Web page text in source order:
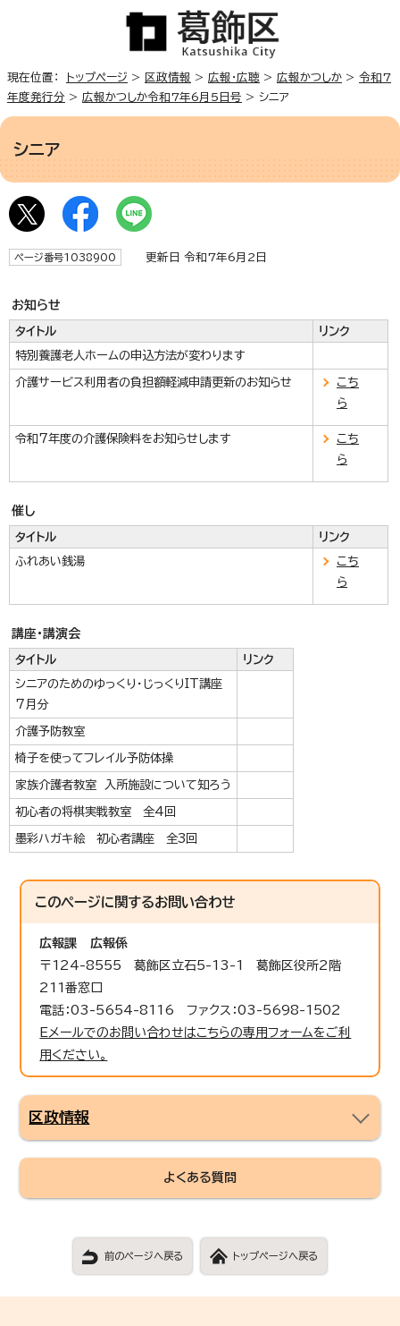
現在位置： トップページ > 区政情報 > 広報・広聴 > 広報かつしか > 令和7
年度発行分 > 広報かつしか令和7年6月5日号 > シニア
シニア
ページ番号1038900 更新日 令和7年6月2日
お知らせ
タイトル
リンク
特別養護老人ホームの申込方法が変わります
介護サービス利用者の負担額軽減申請更新のお知らせ
こち
ら
令和7年度の介護保険料をお知らせします
こち
ら
催し
タイトル
リンク
ふれあい銭湯
こち
ら
講座・講演会
タイトル
リンク
シニアのためのゆっくり・じっくりIT講座
7月分
介護予防教室
椅子を使ってフレイル予防体操
家族介護者教室 入所施設について知ろう
初心者の将棋実戦教室 全4回
墨彩ハガキ絵 初心者講座 全3回
このページに関するお問い合わせ
広報課
広報係
〒124-8555 葛飾区立石5-13-1 葛飾区役所2階
211番窓口
電話：03-5654-8116 ファクス：03-5698-1502
Eメールでのお問い合わせはこちらの専用フォームをご利
用ください。
区政情報
よくある質問
前のページへ戻る トップページへ戻る